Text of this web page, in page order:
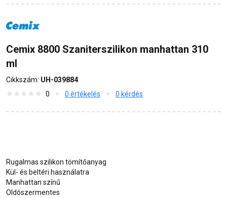
Cemix 8800 Szaniterszilikon manhattan 310
ml
Cikkszám: UH-039884
0
0 értékelés 0 kérdés
Rugalmas szilikon tömítőanyag
Kül- és beltéri használatra
Manhattan színű
Oldószermentes